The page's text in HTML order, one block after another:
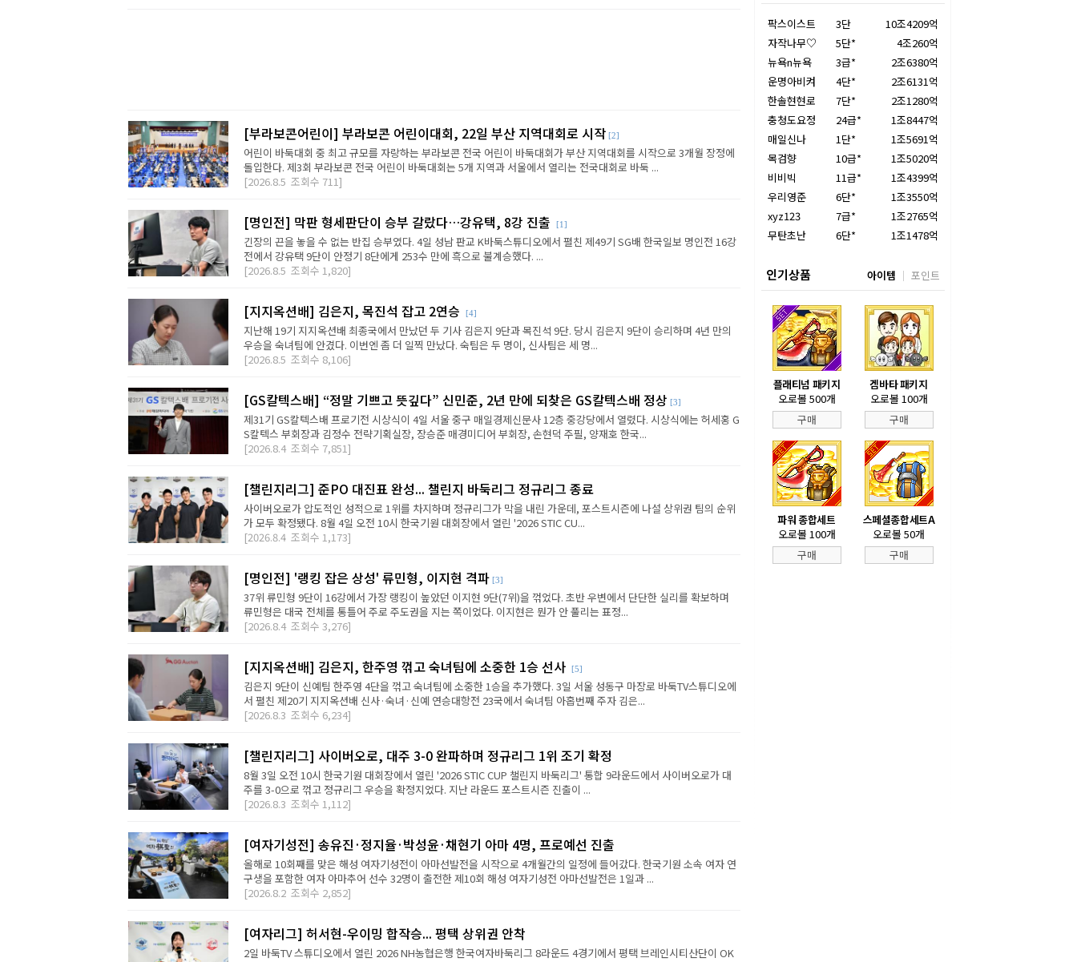
[부라보콘어린이] 부라보콘 어린이대회, 22일 부산 지역대회로 시작 [2]
어린이 바둑대회 중 최고 규모를 자랑하는 부라보콘 전국 어린이 바둑대회가 부산 지역대회를 시작으로 3개월 장정에
돌입한다. 제3회 부라보콘 전국 어린이 바둑대회는 5개 지역과 서울에서 열리는 전국대회로 바둑 ...
[2026.8.5 조회수 711]
[명인전] 막판 형세판단이 승부 갈랐다…강유택, 8강 진출 [1]
긴장의 끈을 놓을 수 없는 반집 승부였다. 4일 성남 판교 K바둑스튜디오에서 펼친 제49기 SG배 한국일보 명인전 16강
전에서 강유택 9단이 안정기 8단에게 253수 만에 흑으로 불계승했다. ...
[2026.8.5 조회수 1,820]
[지지옥션배] 김은지, 목진석 잡고 2연승 [4]
지난해 19기 지지옥션배 최종국에서 만났던 두 기사 김은지 9단과 목진석 9단. 당시 김은지 9단이 승리하며 4년 만의
우승을 숙녀팀에 안겼다. 이번엔 좀 더 일찍 만났다. 숙팀은 두 명이, 신사팀은 세 명...
[2026.8.5 조회수 8,106]
[GS칼텍스배] “정말 기쁘고 뜻깊다” 신민준, 2년 만에 되찾은 GS칼텍스배 정상 [3]
제31기 GS칼텍스배 프로기전 시상식이 4일 서울 중구 매일경제신문사 12층 중강당에서 열렸다. 시상식에는 허세홍 G
S칼텍스 부회장과 김정수 전략기획실장, 장승준 매경미디어 부회장, 손현덕 주필, 양재호 한국...
[2026.8.4 조회수 7,851]
[챌린지리그] 준PO 대진표 완성... 챌린지 바둑리그 정규리그 종료
사이버오로가 압도적인 성적으로 1위를 차지하며 정규리그가 막을 내린 가운데, 포스트시즌에 나설 상위권 팀의 순위
가 모두 확정됐다. 8월 4일 오전 10시 한국기원 대회장에서 열린 '2026 STIC CU...
[2026.8.4 조회수 1,173]
[명인전] '랭킹 잡은 상성' 류민형, 이지현 격파 [3]
37위 류민형 9단이 16강에서 가장 랭킹이 높았던 이지현 9단(7위)을 꺾었다. 초반 우변에서 단단한 실리를 확보하며
류민형은 대국 전체를 통틀어 주로 주도권을 지는 쪽이었다. 이지현은 뭔가 안 풀리는 표정...
[2026.8.4 조회수 3,276]
[지지옥션배] 김은지, 한주영 꺾고 숙녀팀에 소중한 1승 선사 [5]
김은지 9단이 신예팀 한주영 4단을 꺾고 숙녀팀에 소중한 1승을 추가했다. 3일 서울 성동구 마장로 바둑TV스튜디오에
서 펼친 제20기 지지옥션배 신사·숙녀·신예 연승대항전 23국에서 숙녀팀 아홉번째 주자 김은...
[2026.8.3 조회수 6,234]
[챌린지리그] 사이버오로, 대주 3-0 완파하며 정규리그 1위 조기 확정
8월 3일 오전 10시 한국기원 대회장에서 열린 '2026 STIC CUP 챌린지 바둑리그' 통합 9라운드에서 사이버오로가 대
주를 3-0으로 꺾고 정규리그 우승을 확정지었다. 지난 라운드 포스트시즌 진출이 ...
[2026.8.3 조회수 1,112]
[여자기성전] 송유진·정지율·박성윤·채현기 아마 4명, 프로예선 진출
올해로 10회째를 맞은 해성 여자기성전이 아마선발전을 시작으로 4개월간의 일정에 들어갔다. 한국기원 소속 여자 연
구생을 포함한 여자 아마추어 선수 32명이 출전한 제10회 해성 여자기성전 아마선발전은 1일과 ...
[2026.8.2 조회수 2,852]
[여자리그] 허서현-우이밍 합작승... 평택 상위권 안착
2일 바둑TV 스튜디오에서 열린 2026 NH농협은행 한국여자바둑리그 8라운드 4경기에서 평택 브레인시티산단이 OK
팍스이스트 3단
10조4209억
자작나무♡
5단*
4조260억
뉴욕n뉴욕
3급*
2조6380억
운명아비켜
4단*
2조6131억
한솔현현로
7단*
2조1280억
충청도요정
24급*
1조8447억
매일신나
1단*
1조5691억
목검향
10급*
1조5020억
비비빅
11급*
1조4399억
우리영준
6단*
1조3550억
xyz123
7급*
1조2765억
무탄초난
6단* 1조1478억
인기상품 아이템 포인트
플래티넘 패키지
오로볼 500개
구매
겜바타 패키지
오로볼 100개
구매
파워 종합세트
오로볼 100개
구매
스페셜종합세트A
오로볼 50개
구매